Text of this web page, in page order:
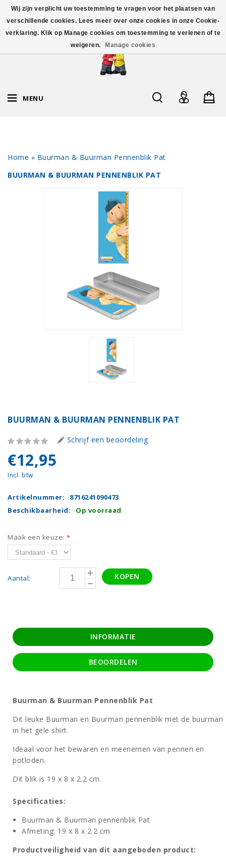
MENU
Home » Buurman & Buurman Pennenblik Pat
BUURMAN & BUURMAN PENNENBLIK PAT
BUURMAN & BUURMAN PENNENBLIK PAT
Schrijf een beoordeling
€12,95
Incl. btw
Artikelnummer:
8716241090473
Beschikbaarheid:
Op voorraad
Maak een keuze: *
Aantal: KOPEN
INFORMATIE
BEOORDELEN
Buurman & Buurman Pennenblik Pat
Dit leuke Buurman en Buurman pennenblik met de buurman
in het gele shirt.
Ideaal voor het bewaren en meenemen van pennen en
potloden.
Dit blik is 19 x 8 x 2.2 cm.
Specificaties:
Buurman & Buurman pennenblik Pat
Afmeting: 19 x 8 x 2.2 cm
Productveiligheid van dit aangeboden product:
Wij zijn verplicht uw toestemming te vragen voor het plaatsen van
verschillende cookies. Lees meer over onze cookies in onze Cookie-
verklaring. Klik op Manage cookies om toestemming te verlenen of te
weigeren.
Manage cookies